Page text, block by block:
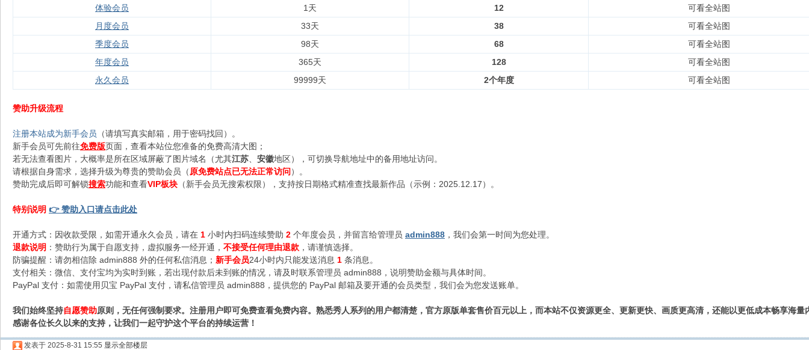
体验会员
1天 12
可看全站图
月度会员
33天 38
可看全站图
季度会员
98天 68
可看全站图
年度会员
365天 128
可看全站图
永久会员
99999天 2个年度 可看全站图
赞助升级流程
注册本站成为新手会员 （请填写真实邮箱，用于密码找回）。
新手会员可先前往免费版页面，查看本站位您准备的免费高清大图；
若无法查看图片，大概率是所在区域屏蔽了图片域名（尤其江苏 安徽地区），可切换导航地址中的备用地址访问。
请根据自身需求，选择升级为尊贵的赞助会员（原免费站点已无法正常访问 ）。
赞助完成后即可解锁搜索功能和查看VIP板块 （新手会员无搜索权限），支持按日期格式精准查找最新作品（示例：2025.12.17）。
特别说明 👉 赞助入口请点击此处
开通方式：因收款受限，如需开通永久会员，请在 1 小时内扫码连续赞助 2 个年度会员，并留言给管理员 admin888 ，我们会第一时间为您处理。
退款说明 ：赞助行为属于自愿支持，虚拟服务一经开通， 不接受任何理由退款 ，请谨慎选择。
防骗提醒：请勿相信除 admin888 外的任何私信消息； 新手会员24小时内只能发送消息 1 条消息。
支付相关：微信、支付宝均为实时到账，若出现付款后未到账的情况，请及时联系管理员 admin888，说明赞助金额与具体时间。
PayPal 支付：如需使用贝宝 PayPal 支付，请私信管理员 admin888，提供您的 PayPal 邮箱及要开通的会员类型，我们会为您发送账单。
我们始终坚持自愿赞助原则，无任何强制要求。注册用户即可免费查看免费内容。熟悉秀人系列的用户都清楚，官方原版单套售价百元以上，而本站不仅资源更全、更新更快、画质更高清，还能以更低成本畅享海量
感谢各位长久以来的支持，让我们一起守护这个平台的持续运营！
发表于 2025-8-31 15:55 显示全部楼层